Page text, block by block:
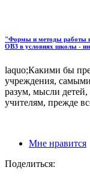
"Формы и методы работы
ОВЗ в условиях школы -
laquo;Какими бы
учреждения,
разум, мысли
учителям, прежде
Мне нравится
Поделиться: